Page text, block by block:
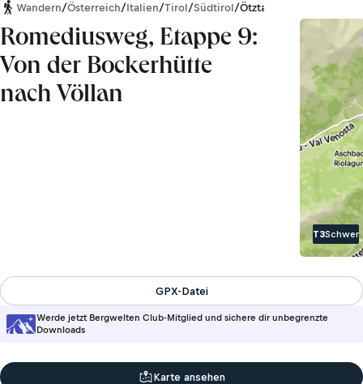
Wandern/Österreich/Italien/Tirol/Südtirol/Ötztaler Alpen
Romediusweg, Etappe 9:
Von der Bockerhütte
nach Völlan
T3Schwer
Werde jetzt Bergwelten Club-Mitglied und sichere dir unbegrenzte
Downloads
GPX-Datei
Karte ansehen